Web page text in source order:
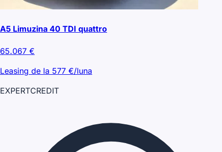
A5 Limuzina 40 TDI quattro
65.067 €
Leasing de la 577 €/luna
EXPERTCREDIT